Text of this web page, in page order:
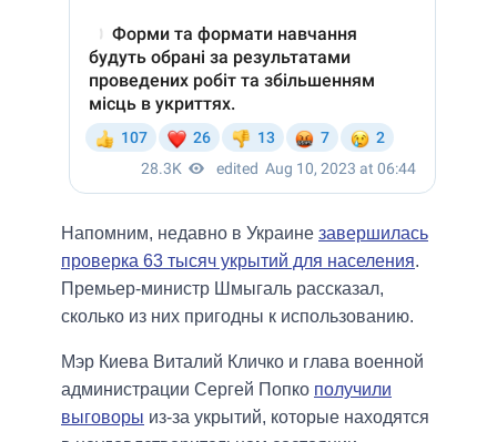
Напомним, недавно в Украине завершилась
проверка 63 тысяч укрытий для населения.
Премьер-министр Шмыгаль рассказал,
сколько из них пригодны к использованию.
Мэр Киева Виталий Кличко и глава военной
администрации Сергей Попко получили
выговоры из-за укрытий, которые находятся